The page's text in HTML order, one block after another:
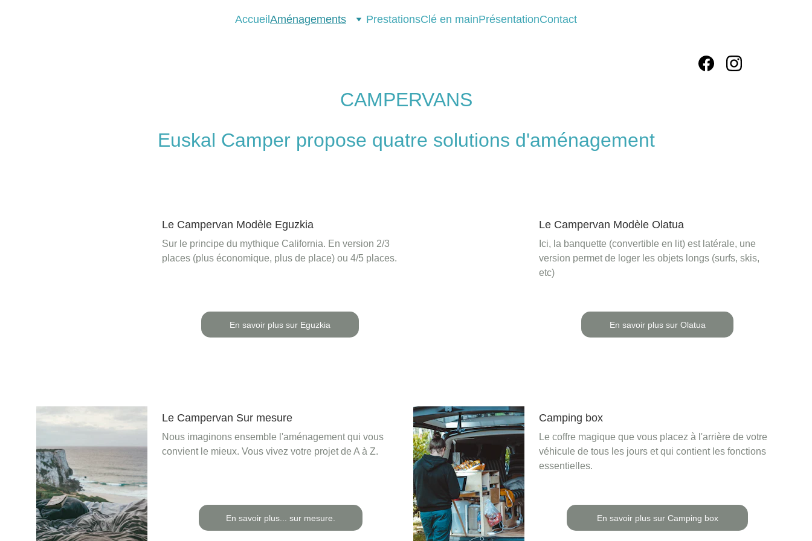
Accueil Aménagements PrestationsClé en mainPrésentationContact
Euskal Camper propose quatre solutions d'aménagement
CAMPERVANS
Le Campervan Modèle Olatua
Ici, la banquette (convertible en lit) est latérale, une
version permet de loger les objets longs (surfs, skis,
etc)
Le Campervan Modèle Eguzkia
Sur le principe du mythique California. En version 2/3
places (plus économique, plus de place) ou 4/5 places.
Le Campervan Sur mesure
Nous imaginons ensemble l'aménagement qui vous
convient le mieux. Vous vivez votre projet de A à Z.
Camping box
Le coffre magique que vous placez à l'arrière de votre
véhicule de tous les jours et qui contient les fonctions
essentielles.
En savoir plus... sur mesure.
En savoir plus sur Olatua
En savoir plus sur Camping box
En savoir plus sur Eguzkia